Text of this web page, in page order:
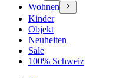
Wohnen
Kinder
Objekt
Neuheiten
Sale
100% Schweiz